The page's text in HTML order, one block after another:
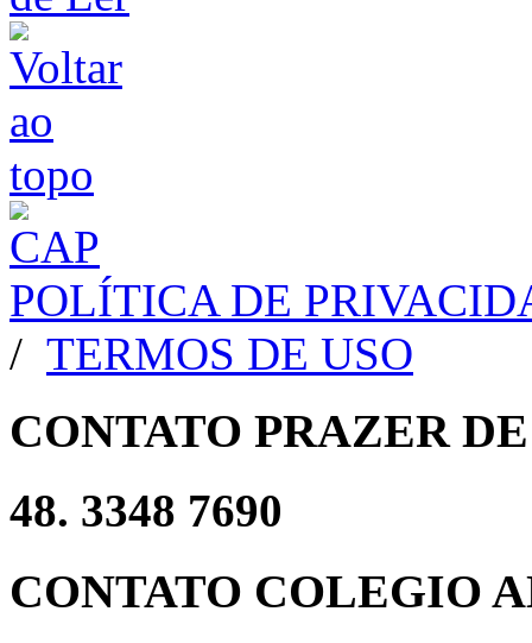
POLÍTICA DE
/ TERMOS DE USO
CONTATO PRAZER
48. 3348 7690
CONTATO COLEGIO